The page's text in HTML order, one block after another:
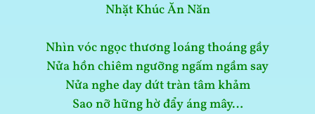
Nhặt Khúc Ăn Năn
Nhìn vóc ngọc thương loáng thoáng gầy
Nửa hồn chiêm ngưỡng ngấm ngầm say
Nửa nghe day dứt tràn tâm khảm
Sao nỡ hững hờ đẩy áng mây…